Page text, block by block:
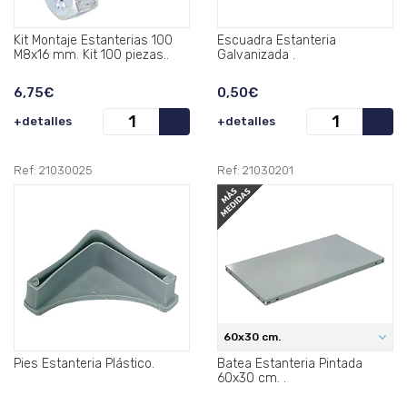
Kit Montaje Estanterias 100
M8x16 mm. Kit 100 piezas..
6,75€
+detalles
Escuadra Estanteria
Galvanizada .
0,50€
+detalles
Ref: 21030025
Pies Estanteria Plástico.
Ref: 21030201
60x30 cm.
Batea Estanteria Pintada
60x30 cm. .